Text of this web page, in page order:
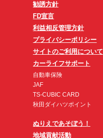
勧誘方針
FD宣言
利益相反管理方針
プライバシーポリシー
サイトのご利用について
カーライフサポート
自動車保険
JAF
TS-CUBIC CARD
秋田ダイハツポイント
ぬりえであそぼう！
地域貢献活動